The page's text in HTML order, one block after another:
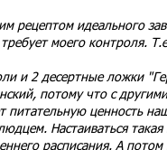
рецептом идеального
моего контроля.
и 2 десертные ложки
потому что с
питательную ценность
Настаиваться
расписания. А